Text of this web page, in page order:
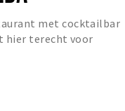
met cocktailbar
hier terecht voor